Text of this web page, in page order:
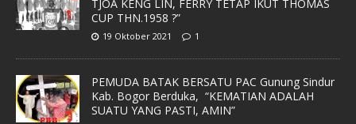
TJOA KENG LIN, FERRY TETAP IKUT THOMAS
CUP THN.1958 ?”
19 Oktober 2021 1
PEMUDA BATAK BERSATU PAC Gunung Sindur
Kab. Bogor Berduka, “KEMATIAN ADALAH
SUATU YANG PASTI, AMIN”